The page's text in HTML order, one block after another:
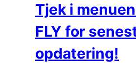
Tjek i
FLY for
opdatering!